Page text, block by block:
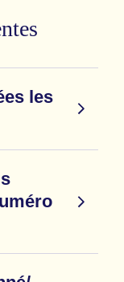
les